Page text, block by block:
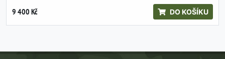
9 400 Kč DO KOŠÍKU